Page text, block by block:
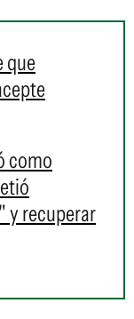
que
como
y recuperar